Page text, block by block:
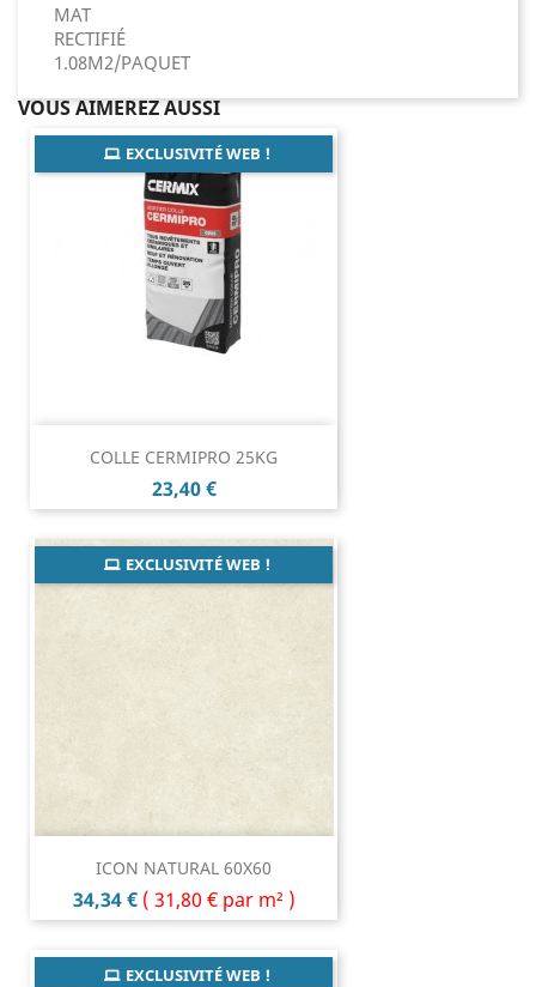
MAT
RECTIFIÉ
1.08M2/PAQUET
VOUS AIMEREZ AUSSI
COLLE CERMIPRO 25KG
Prix
23,40 €
EXCLUSIVITÉ WEB !
ICON NATURAL 60X60
Prix
34,34 € ( 31,80 € par m² )
EXCLUSIVITÉ WEB !
EXCLUSIVITÉ WEB !